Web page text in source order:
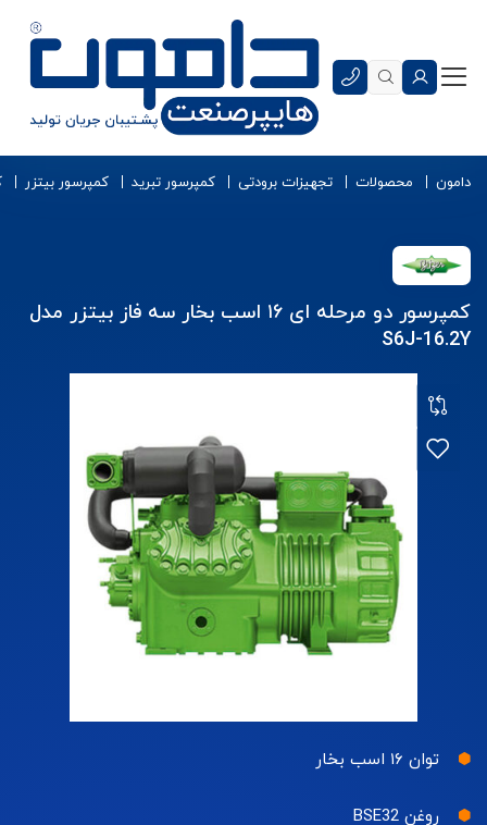
دامون محصولات تجهیزات برودتی کمپرسور تبرید کمپرسور بیتزر
کمپرسور دو مرحله ای ۱۶ اسب بخار سه فاز بیتزر مدل
S6J-16.2Y
توان ۱۶ اسب بخار
روغن BSE32